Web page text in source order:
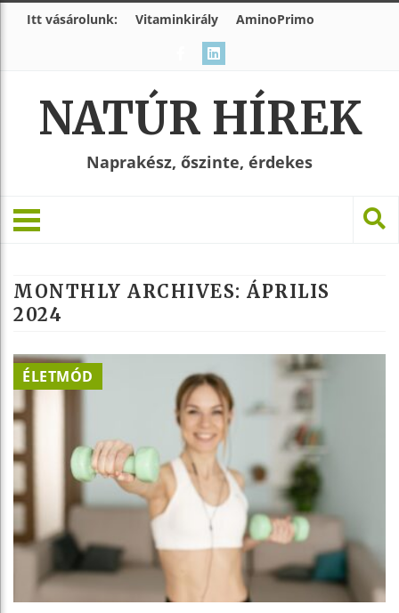
Itt vásárolunk: Vitaminkirály AminoPrimo
NATÚR HÍREK
Naprakész, őszinte, érdekes
MONTHLY ARCHIVES: ÁPRILIS
2024
ÉLETMÓD